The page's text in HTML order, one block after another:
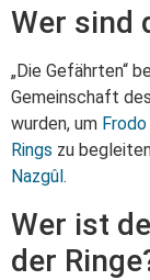
Wer sind
„Die Gefährten“
Gemeinschaft des
wurden, um Frodo
Rings zu
Nazgûl .
Wer ist
der